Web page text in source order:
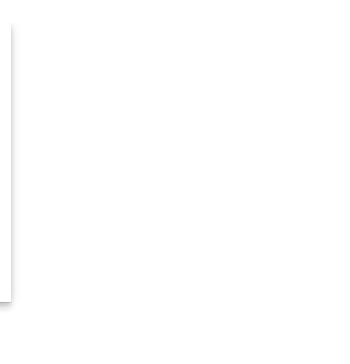
120x70cm stół na balkon